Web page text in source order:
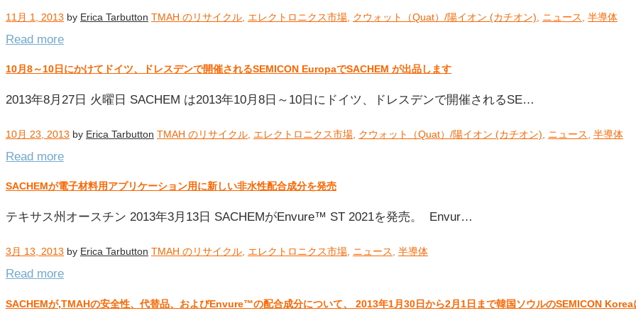
11月 1, 2013 by Erica Tarbutton TMAH のリサイクル エレクトロニクス市場 クウォット（Quat）/陽イオン (カチオン) ニュース 半導体
Read more
10月8～10日にかけてドイツ、ドレスデンで開催されるSEMICON EuropaでSACHEM が出品します
2013年8月27日 火曜日 SACHEM は2013年10月8日～10日にドイツ、ドレスデンで開催されるSE…
10月 23, 2013 by Erica Tarbutton TMAH のリサイクル エレクトロニクス市場 クウォット（Quat）/陽イオン (カチオン) ニュース 半導体
Read more
SACHEMが電子材料用アプリケーション用に新しい非水性配合成分を発売
テキサス州オースチン 2013年3月13日 SACHEMがEnvure™ ST 2021を発売。 Envur…
3月 13, 2013 by Erica Tarbutton TMAH のリサイクル エレクトロニクス市場 ニュース 半導体
Read more
SACHEMが,TMAHの安全性、代替品、およびEnvure™の配合成分について、 2013年1月30日から2月1日まで韓国ソウルのSEMICON Korea